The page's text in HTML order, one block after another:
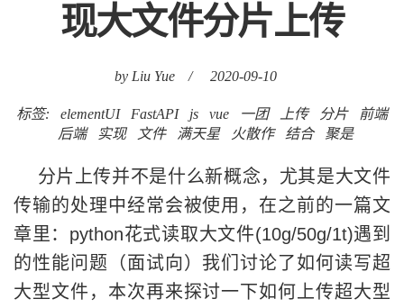
现大文件分片上传
by Liu Yue / 2020-09-10
标签: elementUI FastAPI js vue 一团 上传 分片
前端
后端
实现 文件 满天星 火散作 结合 聚是
分片上传并不是什么新概念，尤其是大文件
传输的处理中经常会被使用，在之前的一篇文
章里：python花式读取大文件(10g/50g/1t)遇到
的性能问题（面试向）我们讨论了如何读写超
大型文件，本次再来探讨一下如何上传超大型